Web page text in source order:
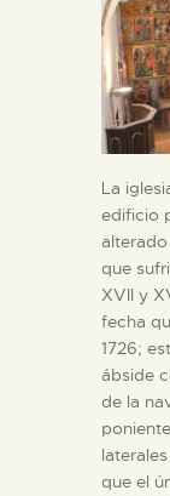
La
edificio
que
XVII y
fecha
1726;
ábside
de la
que el